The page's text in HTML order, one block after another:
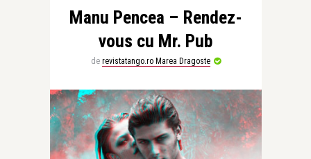
Manu Pencea – Rendez-
vous cu Mr. Pub
de revistatango.ro Marea Dragoste